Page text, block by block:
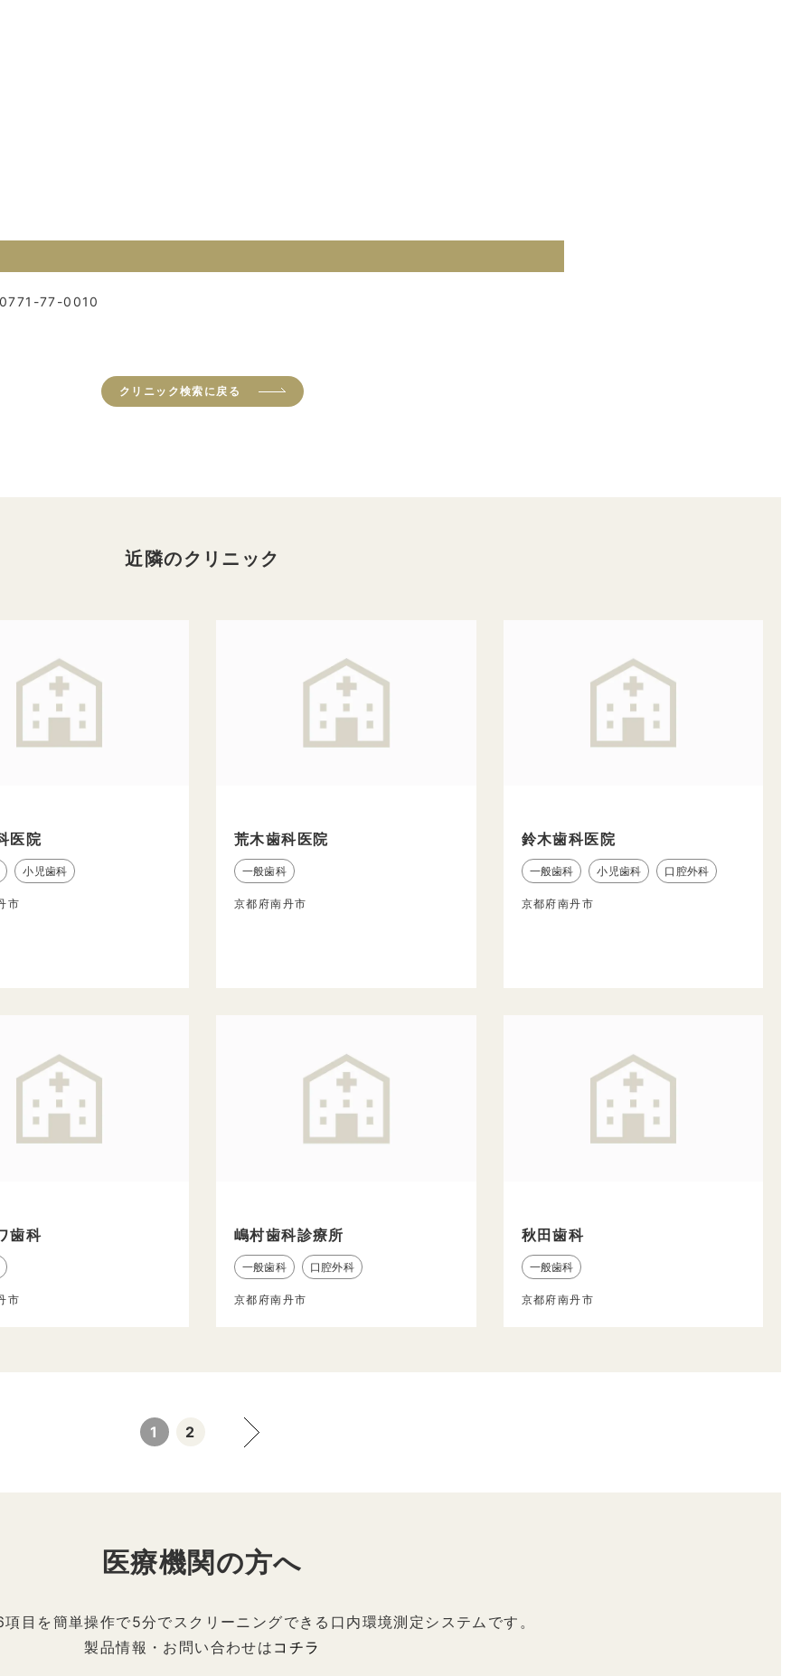
0771-77-0010
クリニック検索に戻る
近隣のクリニック
医院
小児歯科
市
荒木歯科医院
一般歯科
京都府南丹市
鈴木歯科医院
一般歯科 小児歯科 口腔外科
京都府南丹市
歯科
市
嶋村歯科診療所
一般歯科 口腔外科
京都府南丹市
秋田歯科
一般歯科
京都府南丹市
1 2
医療機関の方へ
目を簡単操作で5分でスクリーニングできる口内環境測定システムです。
製品情報・お問い合わせは コチラ